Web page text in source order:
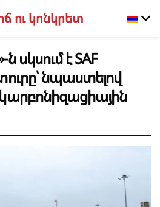
ու կոնկրետ
ն սկսում է SAF
նպաստելով